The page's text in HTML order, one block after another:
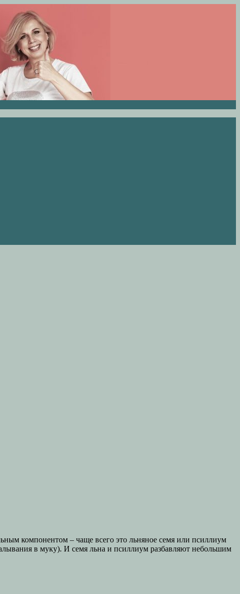
компонентом – чаще всего это льняное семя или псиллиум
в муку). И семя льна и псиллиум разбавляют небольшим